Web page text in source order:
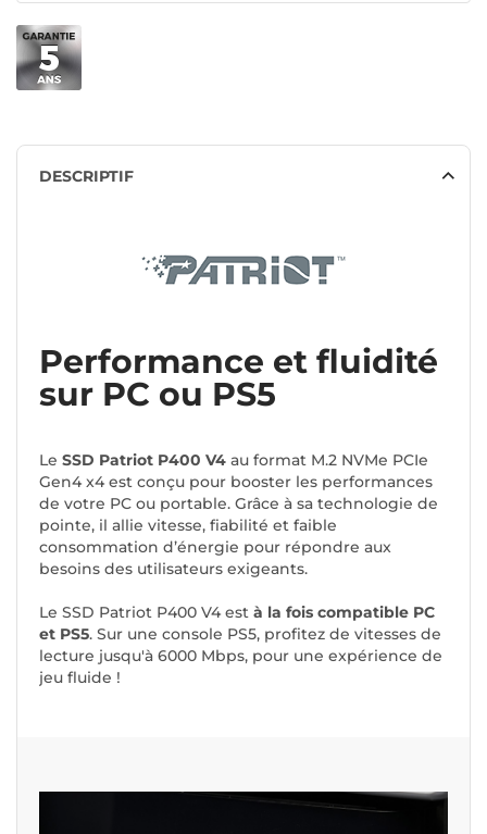
DESCRIPTIF
Performance et fluidité
sur PC ou PS5
Le SSD Patriot P400 V4 au format M.2 NVMe PCIe
Gen4 x4 est conçu pour booster les performances
de votre PC ou portable. Grâce à sa technologie de
pointe, il allie vitesse, fiabilité et faible
consommation d’énergie pour répondre aux
besoins des utilisateurs exigeants.
Le SSD Patriot P400 V4 est à la fois compatible PC
et PS5. Sur une console PS5, profitez de vitesses de
lecture jusqu'à 6000 Mbps, pour une expérience de
jeu fluide !